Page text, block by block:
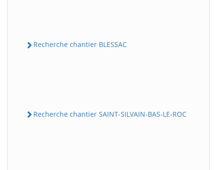
Recherche chantier BLESSAC
Recherche chantier SAINT-SILVAIN-BAS-LE-ROC